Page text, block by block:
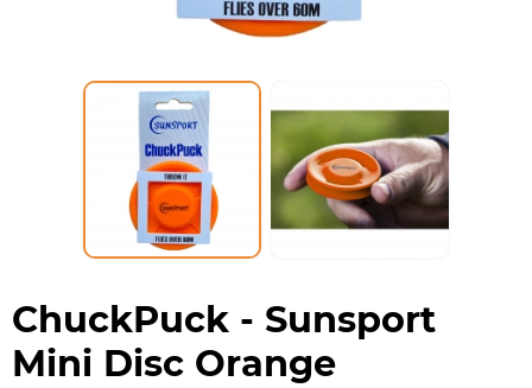
ChuckPuck - Sunsport
Mini Disc Orange